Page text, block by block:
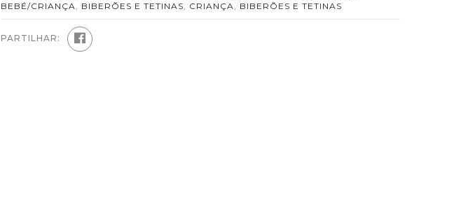
BEBÉ/CRIANÇA, BIBERÕES E TETINAS, CRIANÇA, BIBERÕES E TETINAS
PARTILHAR: